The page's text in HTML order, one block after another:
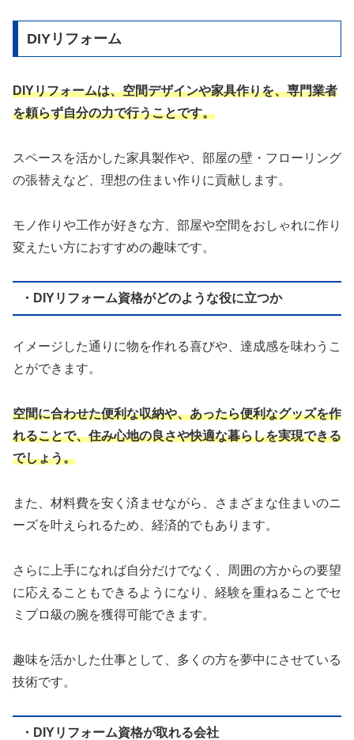
DIYリフォーム
DIYリフォームは、空間デザインや家具作りを、専門業者
を頼らず自分の力で行うことです。
スペースを活かした家具製作や、部屋の壁・フローリング
の張替えなど、理想の住まい作りに貢献します。
モノ作りや工作が好きな方、部屋や空間をおしゃれに作り
変えたい方におすすめの趣味です。
・DIYリフォーム資格がどのような役に立つか
イメージした通りに物を作れる喜びや、達成感を味わうこ
とができます。
空間に合わせた便利な収納や、あったら便利なグッズを作
れることで、住み心地の良さや快適な暮らしを実現できる
でしょう。
また、材料費を安く済ませながら、さまざまな住まいのニ
ーズを叶えられるため、経済的でもあります。
さらに上手になれば自分だけでなく、周囲の方からの要望
に応えることもできるようになり、経験を重ねることでセ
ミプロ級の腕を獲得可能できます。
趣味を活かした仕事として、多くの方を夢中にさせている
技術です。
・DIYリフォーム資格が取れる会社